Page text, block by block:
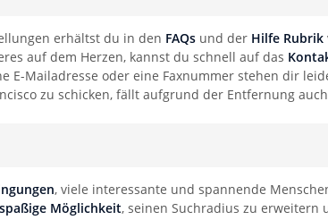
erhältst du in den FAQs und der Hilfe Rubrik
auf dem Herzen, kannst du schnell auf das
E-Mailadresse oder eine Faxnummer stehen dir
zu schicken, fällt aufgrund der Entfernung
, viele interessante und spannende
spaßige Möglichkeit, seinen Suchradius zu erweitern